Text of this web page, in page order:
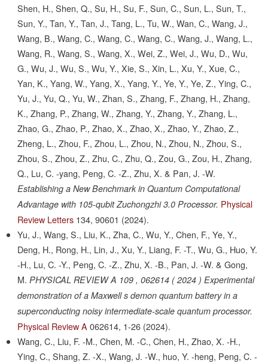
Shen, H., Shen, Q., Su, H., Su, F., Sun, C., Sun, L., Sun, T.,
Sun, Y., Tan, Y., Tan, J., Tang, L., Tu, W., Wan, C., Wang, J.,
Wang, B., Wang, C., Wang, C., Wang, C., Wang, J., Wang, L.,
Wang, R., Wang, S., Wang, X., Wei, Z., Wei, J., Wu, D., Wu,
G., Wu, J., Wu, S., Wu, Y., Xie, S., Xin, L., Xu, Y., Xue, C.,
Yan, K., Yang, W., Yang, X., Yang, Y., Ye, Y., Ye, Z., Ying, C.,
Yu, J., Yu, Q., Yu, W., Zhan, S., Zhang, F., Zhang, H., Zhang,
K., Zhang, P., Zhang, W., Zhang, Y., Zhang, Y., Zhang, L.,
Zhao, G., Zhao, P., Zhao, X., Zhao, X., Zhao, Y., Zhao, Z.,
Zheng, L., Zhou, F., Zhou, L., Zhou, N., Zhou, N., Zhou, S.,
Zhou, S., Zhou, Z., Zhu, C., Zhu, Q., Zou, G., Zou, H., Zhang,
Q., Lu, C. -yang, Peng, C. -Z., Zhu, X. & Pan, J. -W.
Establishing a New Benchmark in Quantum Computational
Advantage with 105-qubit Zuchongzhi 3.0 Processor. Physical
Review Letters 134, 90601 (2024).
Yu, J., Wang, S., Liu, K., Zha, C., Wu, Y., Chen, F., Ye, Y.,
Deng, H., Rong, H., Lin, J., Xu, Y., Liang, F. -T., Wu, G., Huo, Y.
-H., Lu, C. -Y., Peng, C. -Z., Zhu, X. -B., Pan, J. -W. & Gong,
M. PHYSICAL REVIEW A 109 , 062614 ( 2024 ) Experimental
demonstration of a Maxwell s demon quantum battery in a
superconducting noisy intermediate-scale quantum processor.
Physical Review A 062614, 1-26 (2024).
Wang, C., Liu, F. -M., Chen, M. -C., Chen, H., Zhao, X. -H.,
Ying, C., Shang, Z. -X., Wang, J. -W., huo, Y. -heng, Peng, C. -